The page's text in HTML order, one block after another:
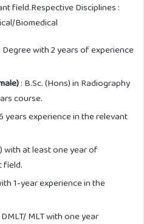
field.Respective Disciplines :
Biomedical
with 2 years of experience
: B.Sc. (Hons) in Radiography
course.
years experience in the relevant
with at least one year of
field.
1-year experience in the
MLT with one year